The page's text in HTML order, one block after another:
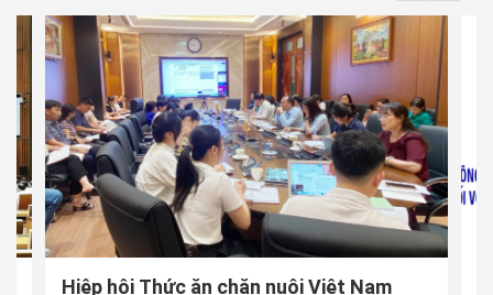
Hiệp hội Thức ăn chăn nuôi Việt Nam